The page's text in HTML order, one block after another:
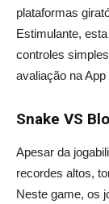
plataformas
Estimulante,
controles
avaliação na
Snake VS
Apesar da
recordes altos,
Neste game, os